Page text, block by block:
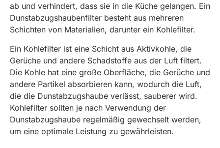
ab und verhindert, dass sie in die Küche gelangen. Ein
Dunstabzugshaubenfilter besteht aus mehreren
Schichten von Materialien, darunter ein Kohlefilter.
Ein Kohlefilter ist eine Schicht aus Aktivkohle, die
Gerüche und andere Schadstoffe aus der Luft filtert.
Die Kohle hat eine große Oberfläche, die Gerüche und
andere Partikel absorbieren kann, wodurch die Luft,
die die Dunstabzugshaube verlässt, sauberer wird.
Kohlefilter sollten je nach Verwendung der
Dunstabzugshaube regelmäßig gewechselt werden,
um eine optimale Leistung zu gewährleisten.